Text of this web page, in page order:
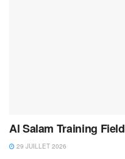
Al Salam Training Field
29 JUILLET 2026